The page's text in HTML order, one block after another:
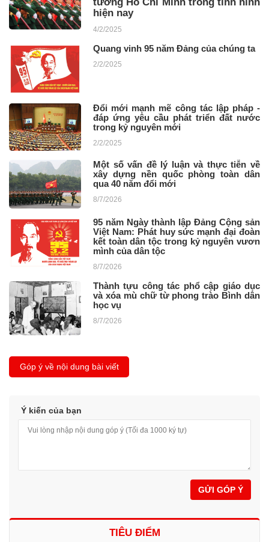
hiện nay
4/2/2025
Quang vinh 95 năm Đảng của chúng ta
2/2/2025
Đổi mới mạnh mẽ công tác lập pháp -
đáp ứng yêu cầu phát triển đất nước
trong kỷ nguyên mới
2/2/2025
Một số vấn đề lý luận và thực tiễn về
xây dựng nền quốc phòng toàn dân
qua 40 năm đổi mới
8/7/2026
95 năm Ngày thành lập Đảng Cộng sản
Việt Nam: Phát huy sức mạnh đại đoàn
kết toàn dân tộc trong kỷ nguyên vươn
mình của dân tộc
8/7/2026
Thành tựu công tác phổ cập giáo dục
và xóa mù chữ từ phong trào Bình dân
học vụ
8/7/2026
Góp ý về nội dung bài viết
Ý kiến của bạn
GỬI GÓP Ý
TIÊU ĐIỂM